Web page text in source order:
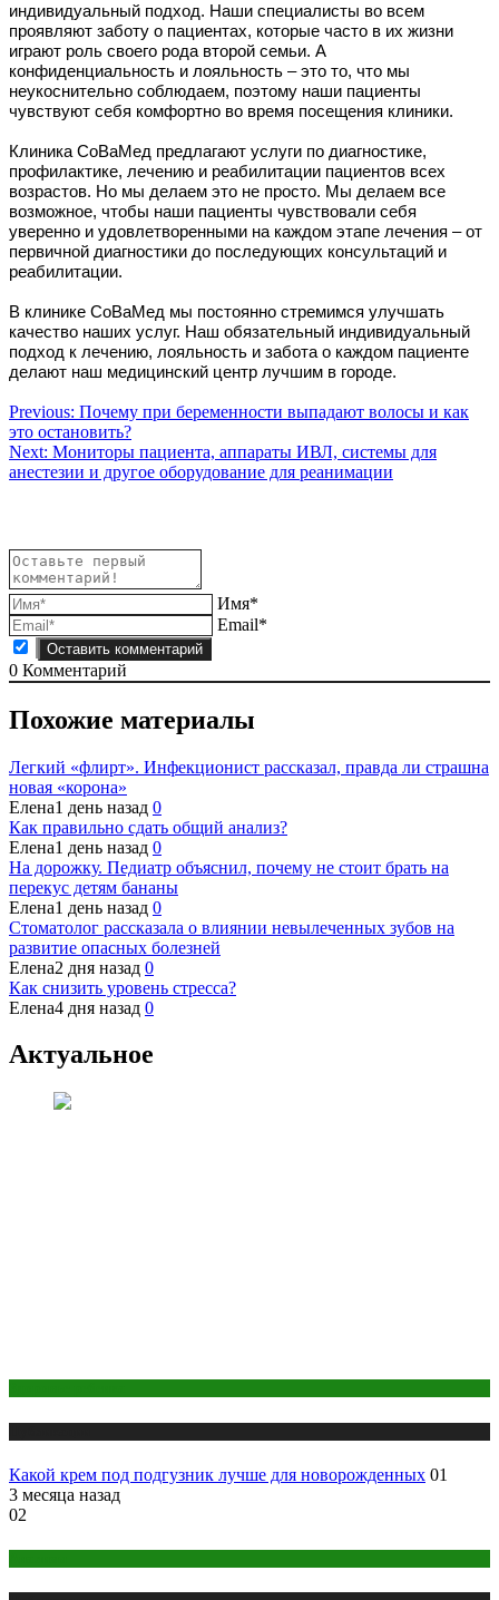
индивидуальный подход. Наши специалисты во всем
проявляют заботу о пациентах, которые часто в их жизни
играют роль своего рода второй семьи. А
конфиденциальность и лояльность – это то, что мы
неукоснительно соблюдаем, поэтому наши пациенты
чувствуют себя комфортно во время посещения клиники.
Клиника СоВаМед предлагают услуги по диагностике,
профилактике, лечению и реабилитации пациентов всех
возрастов. Но мы делаем это не просто. Мы делаем все
возможное, чтобы наши пациенты чувствовали себя
уверенно и удовлетворенными на каждом этапе лечения – от
первичной диагностики до последующих консультаций и
реабилитации.
В клинике СоВаМед мы постоянно стремимся улучшать
качество наших услуг. Наш обязательный индивидуальный
подход к лечению, лояльность и забота о каждом пациенте
делают наш медицинский центр лучшим в городе.
Навигация
по
записям
Previous: Почему при беременности выпадают волосы и как
это остановить?
Next: Мониторы пациента, аппараты ИВЛ, системы для
анестезии и другое оборудование для реанимации
Имя*
Email*
0 Комментарий
Похожие материалы
Легкий «флирт». Инфекционист рассказал, правда ли страшна
новая «корона»
Елена1 день назад 0
Как правильно сдать общий анализ?
Елена1 день назад 0
На дорожку. Педиатр объяснил, почему не стоит брать на
перекус детям бананы
Елена1 день назад 0
Стоматолог рассказала о влиянии невылеченных зубов на
развитие опасных болезней
Елена2 дня назад 0
Как снизить уровень стресса?
Елена4 дня назад 0
Актуальное
Какой крем под подгузник лучше для новорожденных 01
3 месяца назад
02